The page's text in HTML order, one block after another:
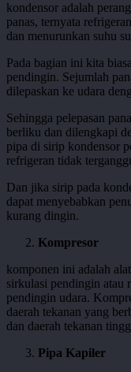
kondensor adalah
panas, ternyata
dan menurunkan suhu
Pada bagian ini kita
pendingin. Sejumlah
dilepaskan ke udara
Sehingga pelepasan
berliku dan dilengkapi
pipa di sirip kondensor
refrigeran tidak
Dan jika sirip pada
dapat menyebabkan
kurang dingin.
Kompresor
komponen ini adalah
sirkulasi pendingin atau
pendingin udara.
daerah tekanan yang
dan daerah tekanan
Pipa Kapiler